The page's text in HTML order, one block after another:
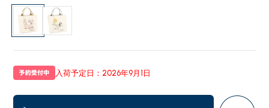
入荷予定日：2026年9月1日